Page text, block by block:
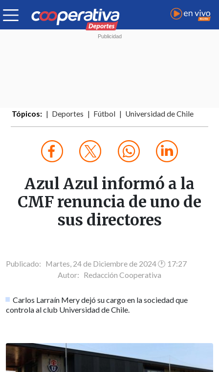
Tópicos: Deportes Fútbol Universidad de Chile
Azul Azul informó a la
CMF renuncia de uno de
sus directores
Publicado: Martes, 24 de Diciembre de 2024 🕐 17:27
Autor: Redacción Cooperativa
Carlos Larraín Mery dejó su cargo en la sociedad que
controla al club Universidad de Chile.